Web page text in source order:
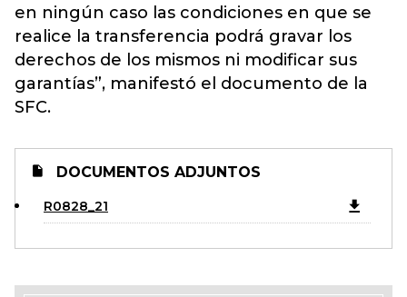
en ningún caso las condiciones en que se
realice la transferencia podrá gravar los
derechos de los mismos ni modificar sus
garantías”, manifestó el documento de la
SFC.
DOCUMENTOS ADJUNTOS
R0828_21